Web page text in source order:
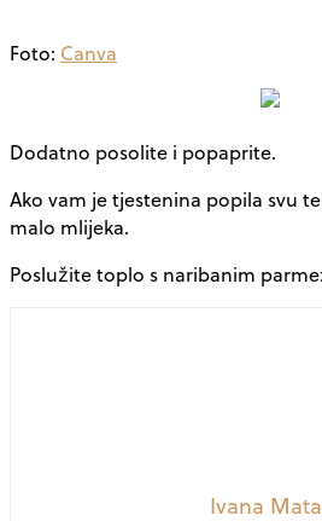
Foto: Canva
Dodatno posolite i popaprite.
Ako vam je tjestenina popila svu
malo mlijeka.
Poslužite toplo s naribanim
Ivana